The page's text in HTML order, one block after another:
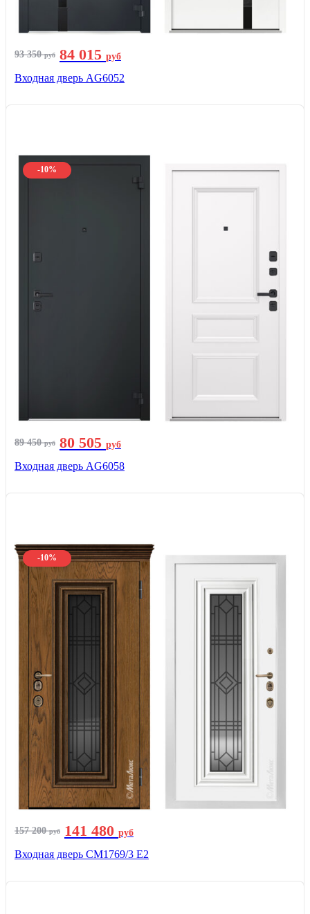
93 350руб 84 015 руб
Входная дверь AG6052
-10%
89 450руб 80 505 руб
Входная дверь AG6058
-10%
157 200руб 141 480 руб
Входная дверь СМ1769/3 Е2